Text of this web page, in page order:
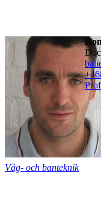
Väg- och banteknik